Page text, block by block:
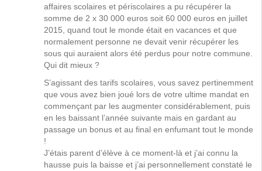
affaires scolaires et périscolaires a pu récupérer la
somme de 2 x 30 000 euros soit 60 000 euros en juillet
2015, quand tout le monde était en vacances et que
normalement personne ne devait venir récupérer les
sous qui auraient alors été perdus pour notre commune.
Qui dit mieux ?
S’agissant des tarifs scolaires, vous savez pertinemment
que vous avez bien joué lors de votre ultime mandat en
commençant par les augmenter considérablement, puis
en les baissant l’année suivante mais en gardant au
passage un bonus et au final en enfumant tout le monde
!
J’étais parent d’élève à ce moment-là et j’ai connu la
hausse puis la baisse et j’ai personnellement constaté le